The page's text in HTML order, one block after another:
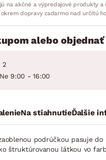
na akčné a výpredajové produkty
dopravy zadarmo nad určitú
alebo
2
9:00 - 16:00
Na stiahnutieĎalšie
podrúčkou pasuje
štruktúrovanou látkou vo